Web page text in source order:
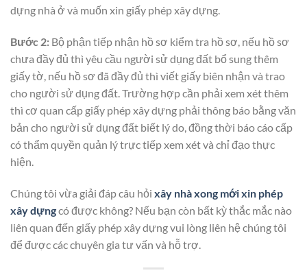
dựng nhà ở và muốn xin giấy phép xây dựng.
Bước 2: Bộ phận tiếp nhận hồ sơ kiểm tra hồ sơ, nếu hồ sơ
chưa đầy đủ thì yêu cầu người sử dụng đất bổ sung thêm
giấy tờ, nếu hồ sơ đã đầy đủ thì viết giấy biên nhận và trao
cho người sử dụng đất. Trường hợp cần phải xem xét thêm
thì cơ quan cấp giấy phép xây dựng phải thông báo bằng văn
bản cho người sử dụng đất biết lý do, đồng thời báo cáo cấp
có thẩm quyền quản lý trực tiếp xem xét và chỉ đạo thực
hiện.
Chúng tôi vừa giải đáp câu hỏi xây nhà xong mới xin phép
xây dựngcó được không? Nếu bạn còn bất kỳ thắc mắc nào
liên quan đến giấy phép xây dựng vui lòng liên hệ chúng tôi
để được các chuyên gia tư vấn và hỗ trợ.